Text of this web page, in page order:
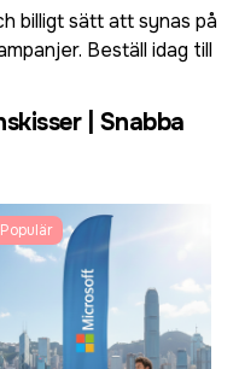
billigt sätt att synas på
Beställ idag till
| Snabba
Populär